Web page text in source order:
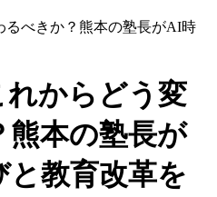
るべきか？熊本の塾長がAI時
からどう変
本の塾長が
教育改革を